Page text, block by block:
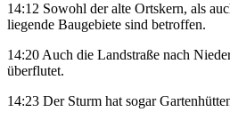
14:12 Sowohl der alte Ortskern, als
liegende Baugebiete sind betroffen.
14:20 Auch die Landstraße nach
überflutet.
14:23 Der Sturm hat sogar